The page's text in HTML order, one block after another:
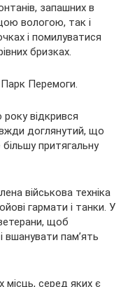
запашних в
вологою, так і
і помилуватися
бризках.
Перемоги.
відкрився
доглянутий, що
притягальну
військова техніка
гармати і танки. У
щоб
вшанувати пам’ять
місць, серед яких є